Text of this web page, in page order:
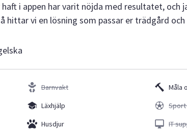
i appen har varit nöjda med resultatet, och
hittar vi en lösning som passar er trädgård och
Barnvakt
Läxhjälp
Husdjur
Måla
IT